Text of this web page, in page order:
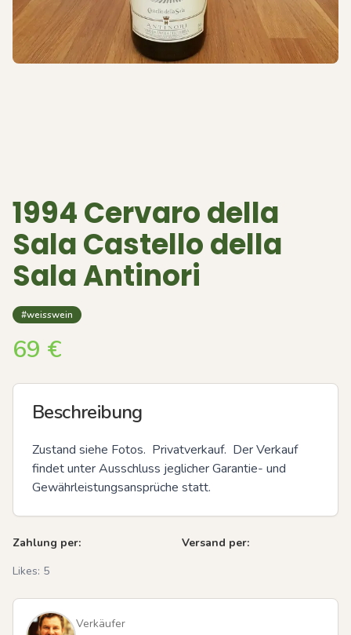
1994 Cervaro della
Sala Castello della
Sala Antinori
#weisswein
69 €
Beschreibung
Zustand siehe Fotos.  Privatverkauf.  Der Verkauf
findet unter Ausschluss jeglicher Garantie- und
Gewährleistungsansprüche statt.
Zahlung per:
Versand per:
Likes: 5
Verkäufer